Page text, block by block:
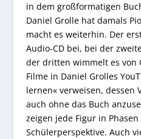
in dem großformatigen
Daniel Grolle hat damals
macht es weiterhin. Der
Audio-CD bei, bei der
der dritten wimmelt es von
Filme in Daniel Grolles
lernen« verweisen, dessen
auch ohne das Buch
zeigen jede Figur in
Schülerperspektive. Auch